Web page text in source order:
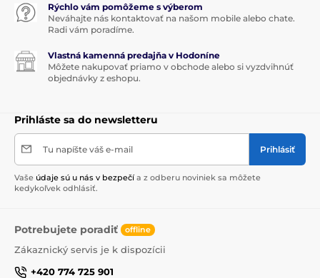
Rýchlo vám pomôžeme s výberom
Neváhajte nás kontaktovať na našom mobile alebo chate.
Radi vám poradíme.
Vlastná kamenná predajňa v Hodoníne
Môžete nakupovať priamo v obchode alebo si vyzdvihnúť
objednávky z eshopu.
Prihláste sa do newsletteru
Tu napíšte váš e-mail Prihlásiť
Vaše údaje sú u nás v bezpečí a z odberu noviniek sa môžete
kedykoľvek odhlásiť.
Potrebujete poradiť offline
Zákaznický servis je k dispozícii
+420 774 725 901